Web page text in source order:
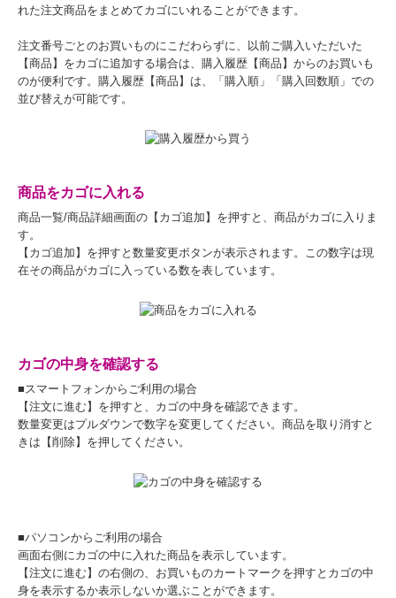
れた注文商品をまとめてカゴにいれることができます。
注文番号ごとのお買いものにこだわらずに、以前ご購入いただいた
【商品】をカゴに追加する場合は、購入履歴【商品】からのお買いも
のが便利です。購入履歴【商品】は、「購入順」「購入回数順」での
並び替えが可能です。
商品をカゴに入れる
商品一覧/商品詳細画面の【カゴ追加】を押すと、商品がカゴに入りま
す。
【カゴ追加】を押すと数量変更ボタンが表示されます。この数字は現
在その商品がカゴに入っている数を表しています。
カゴの中身を確認する
■スマートフォンからご利用の場合
【注文に進む】を押すと、カゴの中身を確認できます。
数量変更はプルダウンで数字を変更してください。商品を取り消すと
きは【削除】を押してください。
■パソコンからご利用の場合
画面右側にカゴの中に入れた商品を表示しています。
【注文に進む】の右側の、お買いものカートマークを押すとカゴの中
身を表示するか表示しないか選ぶことができます。